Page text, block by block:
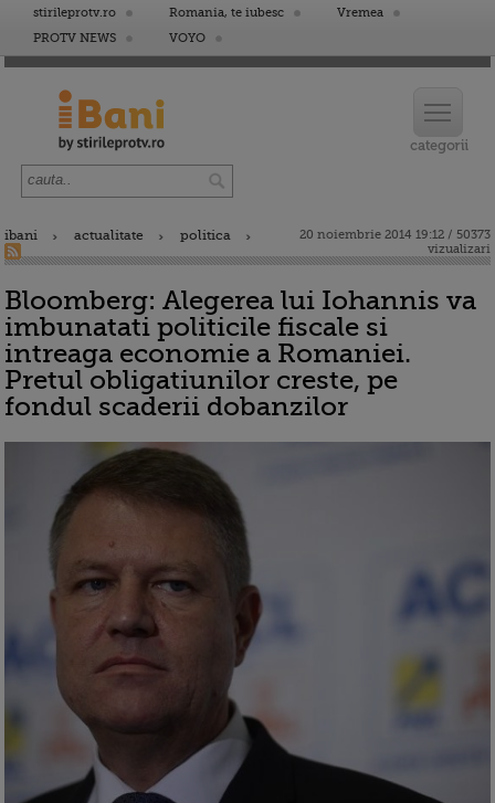
stirileprotv.ro Romania, te iubesc
Vremea
PROTV NEWS
VOYO
ibani actualitate politica
20 noiembrie 2014 19:12 / 50373
vizualizari
Bloomberg: Alegerea lui Iohannis va
imbunatati politicile fiscale si
intreaga economie a Romaniei.
Pretul obligatiunilor creste, pe
fondul scaderii dobanzilor